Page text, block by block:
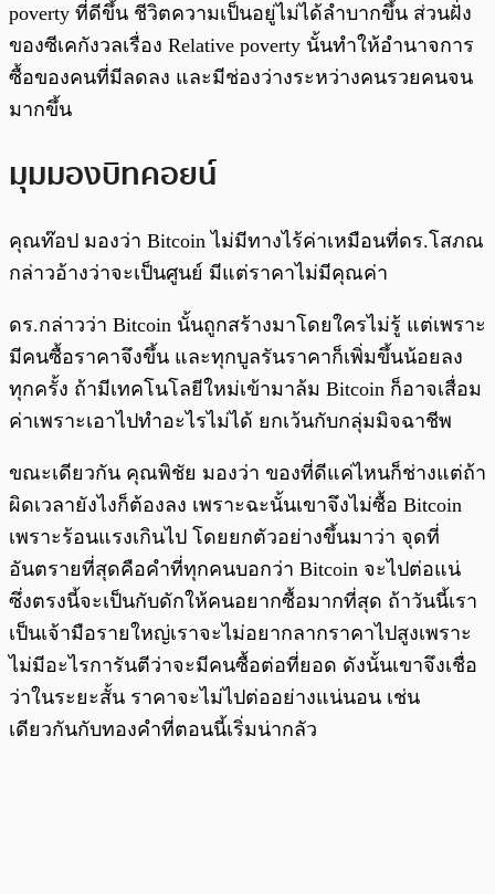
poverty ที่ดีขึ้น ชีวิตความเป็นอยู่ไม่ได้ลำบากขึ้น ส่วนฝั่ง
ของซีเคกังวลเรื่อง Relative poverty นั้นทำให้อำนาจการ
ซื้อของคนที่มีลดลง และมีช่องว่างระหว่างคนรวยคนจน
มากขึ้น
มุมมองบิทคอยน์
คุณท๊อป มองว่า Bitcoin ไม่มีทางไร้ค่าเหมือนที่ดร.โสภณ
กล่าวอ้างว่าจะเป็นศูนย์ มีแต่ราคาไม่มีคุณค่า
ดร.กล่าวว่า Bitcoin นั้นถูกสร้างมาโดยใครไม่รู้ แต่เพราะ
มีคนซื้อราคาจึงขึ้น และทุกบูลรันราคาก็เพิ่มขึ้นน้อยลง
ทุกครั้ง ถ้ามีเทคโนโลยีใหม่เข้ามาล้ม Bitcoin ก็อาจเสื่อม
ค่าเพราะเอาไปทำอะไรไม่ได้ ยกเว้นกับกลุ่มมิจฉาชีพ
ขณะเดียวกัน คุณพิชัย มองว่า ของที่ดีแค่ไหนก็ช่างแต่ถ้า
ผิดเวลายังไงก็ต้องลง เพราะฉะนั้นเขาจึงไม่ซื้อ Bitcoin
เพราะร้อนแรงเกินไป โดยยกตัวอย่างขึ้นมาว่า จุดที่
อันตรายที่สุดคือคำที่ทุกคนบอกว่า Bitcoin จะไปต่อแน่
ซึ่งตรงนี้จะเป็นกับดักให้คนอยากซื้อมากที่สุด ถ้าวันนี้เรา
เป็นเจ้ามือรายใหญ่เราจะไม่อยากลากราคาไปสูงเพราะ
ไม่มีอะไรการันตีว่าจะมีคนซื้อต่อที่ยอด ดังนั้นเขาจึงเชื่อ
ว่าในระยะสั้น ราคาจะไม่ไปต่ออย่างแน่นอน เช่น
เดียวกันกับทองคำที่ตอนนี้เริ่มน่ากลัว